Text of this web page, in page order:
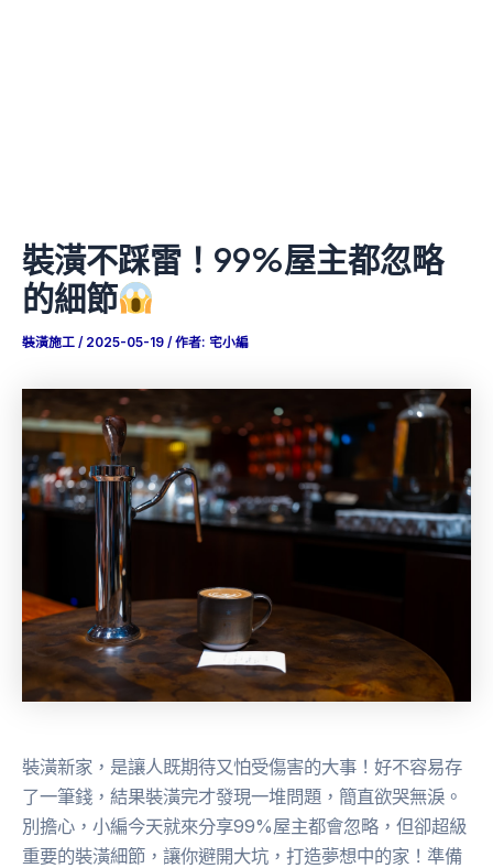
裝潢不踩雷！99%屋主都忽略
的細節
裝潢施工 / 2025-05-19 / 作者: 宅小編
裝潢新家，是讓人既期待又怕受傷害的大事！好不容易存
了一筆錢，結果裝潢完才發現一堆問題，簡直欲哭無淚。
別擔心，小編今天就來分享99%屋主都會忽略，但卻超級
重要的裝潢細節，讓你避開大坑，打造夢想中的家！準備